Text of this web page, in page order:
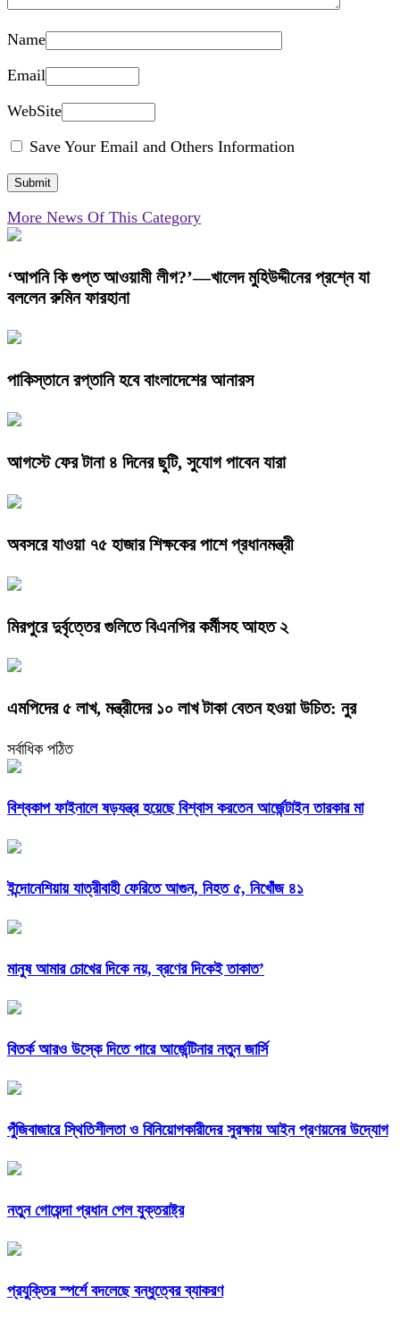
Name
Email
WebSite
Save Your Email and Others Information
More News Of This Category
‘আপনি কি গুপ্ত আওয়ামী লীগ?’—খালেদ মুহিউদ্দীনের প্রশ্নে যা
বললেন রুমিন ফারহানা
পাকিস্তানে রপ্তানি হবে বাংলাদেশের আনারস
আগস্টে ফের টানা ৪ দিনের ছুটি, সুযোগ পাবেন যারা
অবসরে যাওয়া ৭৫ হাজার শিক্ষকের পাশে প্রধানমন্ত্রী
মিরপুরে দুর্বৃত্তের গুলিতে বিএনপির কর্মীসহ আহত ২
এমপিদের ৫ লাখ, মন্ত্রীদের ১০ লাখ টাকা বেতন হওয়া উচিত: নুর
সর্বাধিক পঠিত
বিশ্বকাপ ফাইনালে ষড়যন্ত্র হয়েছে বিশ্বাস করতেন আর্জেন্টাইন তারকার মা
ইন্দোনেশিয়ায় যাত্রীবাহী ফেরিতে আগুন, নিহত ৫, নিখোঁজ ৪১
মানুষ আমার চোখের দিকে নয়, ব্রণের দিকেই তাকাত’
বিতর্ক আরও উস্কে দিতে পারে আর্জেন্টিনার নতুন জার্সি
পুঁজিবাজারে স্থিতিশীলতা ও বিনিয়োগকারীদের সুরক্ষায় আইন প্রণয়নের উদ্যোগ
নতুন গোয়েন্দা প্রধান পেল যুক্তরাষ্ট্র
প্রযুক্তির স্পর্শে বদলেছে বন্ধুত্বের ব্যাকরণ